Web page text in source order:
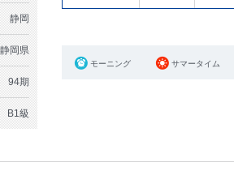
静岡
静岡県
94期
B1級
モーニング サマータイム